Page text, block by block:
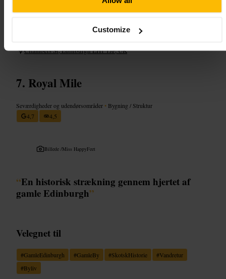
Customize
Chambers St, Edinburgh EH1 1JF, UK
Royal Mile
Seværdigheder og udendørsområder • Bygning / Struktur
4,7
4,5
Billede /Miss HappyFeet
“En historisk strækning gennem hjertet af
gamle Edinburgh”
Velegnet til
#GamleEdinburgh #GamleBy #SkotskHistorie #Vandretur
#Byliv